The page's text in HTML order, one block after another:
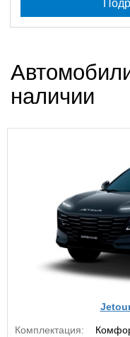
наличии
Комплектация: